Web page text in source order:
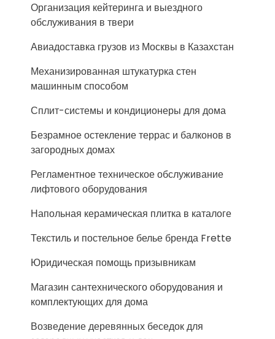
Организация кейтеринга и выездного
обслуживания в твери
Авиадоставка грузов из Москвы в Казахстан
Механизированная штукатурка стен
машинным способом
Сплит-системы и кондиционеры для дома
Безрамное остекление террас и балконов в
загородных домах
Регламентное техническое обслуживание
лифтового оборудования
Напольная керамическая плитка в каталоге
Текстиль и постельное белье бренда Frette
Юридическая помощь призывникам
Магазин сантехнического оборудования и
комплектующих для дома
Возведение деревянных беседок для